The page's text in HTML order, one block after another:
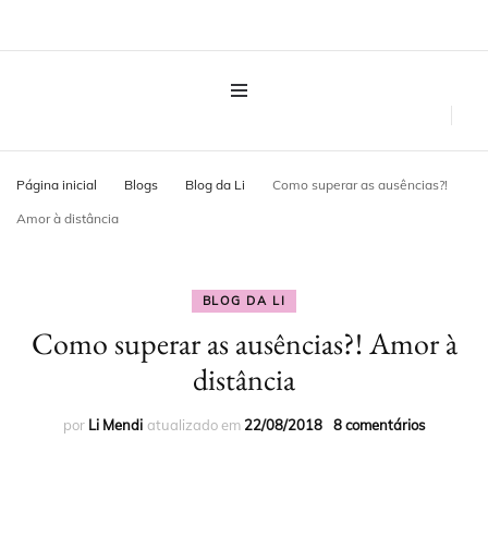
Página inicial Blogs Blog da Li Como superar as ausências?!
Amor à distância
BLOG DA LI
Como superar as ausências?! Amor à
distância
por Li Mendi atualizado em 22/08/2018 8 comentários